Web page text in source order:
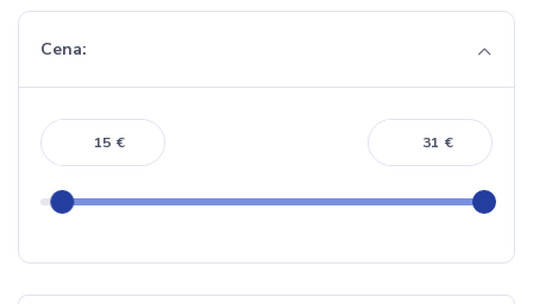
Cena:
€ €